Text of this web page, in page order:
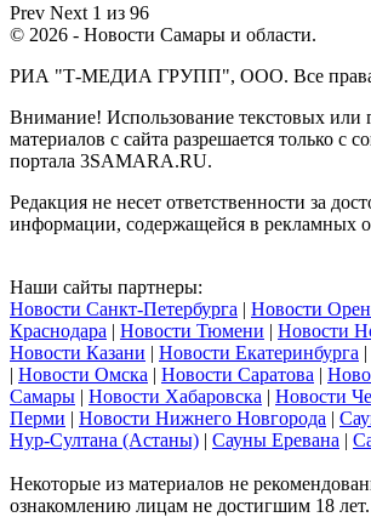
Prev Next 1 из 96
© 2026 - Новости Самары и области.
РИА "Т-МЕДИА ГРУПП", ООО. Все
Внимание! Использование текстовых или
материалов с сайта разрешается только c
портала 3SAMARA.RU.
Редакция не несет ответственности за
информации, содержащейся в рекламных
Наши сайты партнеры:
Новости Санкт-Петербурга | Новости
Краснодара | Новости Тюмени | Новости
Новости Казани | Новости Екатеринбурга |
| Новости Омска | Новости Саратова |
Самары | Новости Хабаровска | Новости
Перми | Новости Нижнего Новгорода |
Нур-Султана (Астаны) | Сауны Еревана |
Некоторые из материалов не
ознакомлению лицам не достигшим 18 лет.